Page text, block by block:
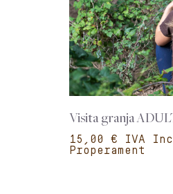
Visita granja
€
Properament